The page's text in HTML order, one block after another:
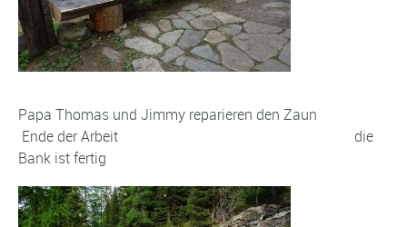
Papa Thomas und Jimmy reparieren den Zaun
Ende der Arbeit die
Bank ist fertig